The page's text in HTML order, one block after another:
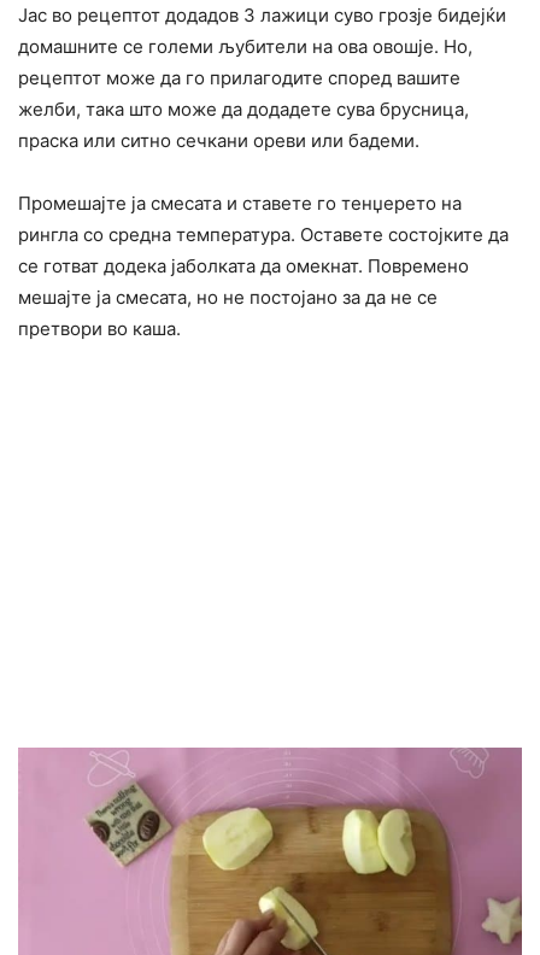
Јас во рецептот додадов 3 лажици суво грозје бидејќи
домашните се големи љубители на ова овошје. Но,
рецептот може да го прилагодите според вашите
желби, така што може да додадете сува брусница,
праска или ситно сечкани ореви или бадеми.
Промешајте ја смесата и ставете го тенџерето на
рингла со средна температура. Оставете состојките да
се готват додека јаболката да омекнат. Повремено
мешајте ја смесата, но не постојано за да не се
претвори во каша.